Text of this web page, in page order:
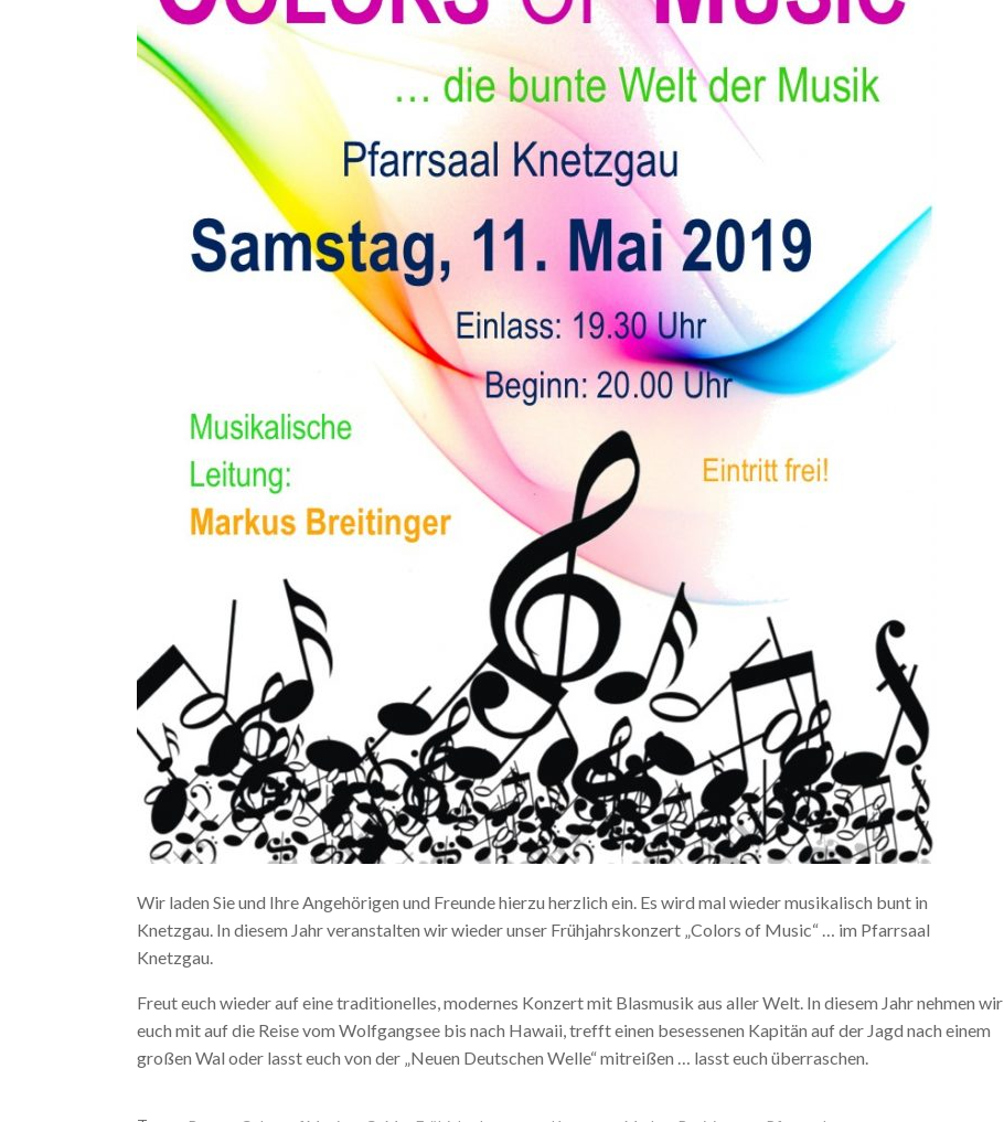
Wir laden Sie und Ihre Angehörigen und Freunde hierzu herzlich ein. Es wird mal wieder musikalisch bunt in
Knetzgau. In diesem Jahr veranstalten wir wieder unser Frühjahrskonzert „Colors of Music“ … im Pfarrsaal
Knetzgau.
Freut euch wieder auf eine traditionelles, modernes Konzert mit Blasmusik aus aller Welt. In diesem Jahr nehmen wir
euch mit auf die Reise vom Wolfgangsee bis nach Hawaii, trefft einen besessenen Kapitän auf der Jagd nach einem
großen Wal oder lasst euch von der „Neuen Deutschen Welle“ mitreißen … lasst euch überraschen.